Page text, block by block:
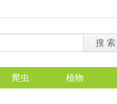
爬虫 植物